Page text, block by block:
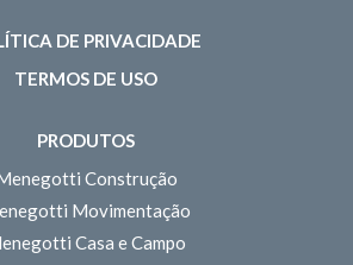
DE PRIVACIDADE
TERMOS DE USO
PRODUTOS
Construção
Movimentação
Casa e Campo